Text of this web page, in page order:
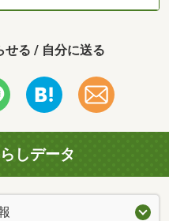
せる / 自分に送る
しデータ